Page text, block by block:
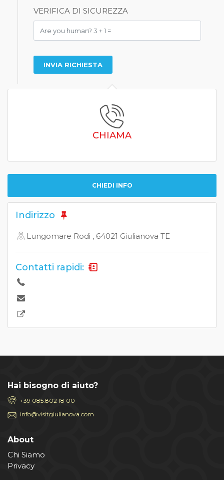
VERIFICA DI SICUREZZA
CHIAMA
CHIEDI INFO
Indirizzo
Lungomare Rodi , 64021 Giulianova TE
Contatti rapidi:
Hai bisogno di aiuto?
+39 085.802 18 00
info@visitgiulianova.com
About
Chi Siamo
Privacy